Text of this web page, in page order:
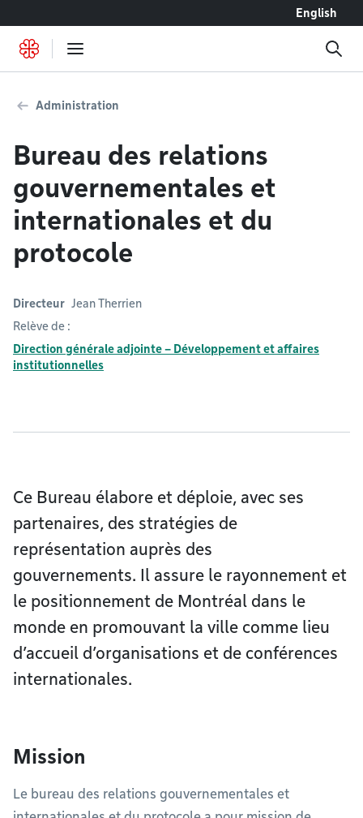
English
Administration
Bureau des relations
gouvernementales et
internationales et du
protocole
Directeur Jean Therrien
Relève de :
Direction générale adjointe – Développement et affaires
institutionnelles
Ce Bureau élabore et déploie, avec ses
partenaires, des stratégies de
représentation auprès des
gouvernements. Il assure le rayonnement et
le positionnement de Montréal dans le
monde en promouvant la ville comme lieu
d’accueil d’organisations et de conférences
internationales.
Mission
Le bureau des relations gouvernementales et